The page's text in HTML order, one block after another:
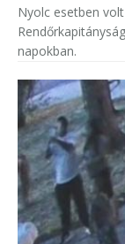
Nyolc esetben
napokban.